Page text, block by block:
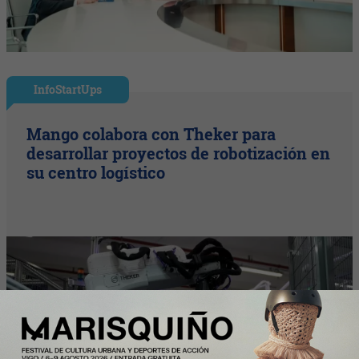
InfoStartUps
Mango colabora con Theker para
desarrollar proyectos de robotización en
su centro logístico